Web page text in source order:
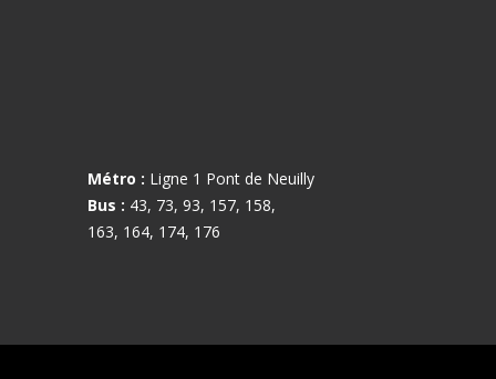
Métro : Ligne 1 Pont de Neuilly
Bus : 43, 73, 93, 157, 158,
163, 164, 174, 176